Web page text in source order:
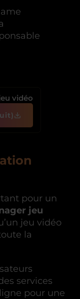
vidéo
pour un
jeu
jeu vidéo
la
services
pour une